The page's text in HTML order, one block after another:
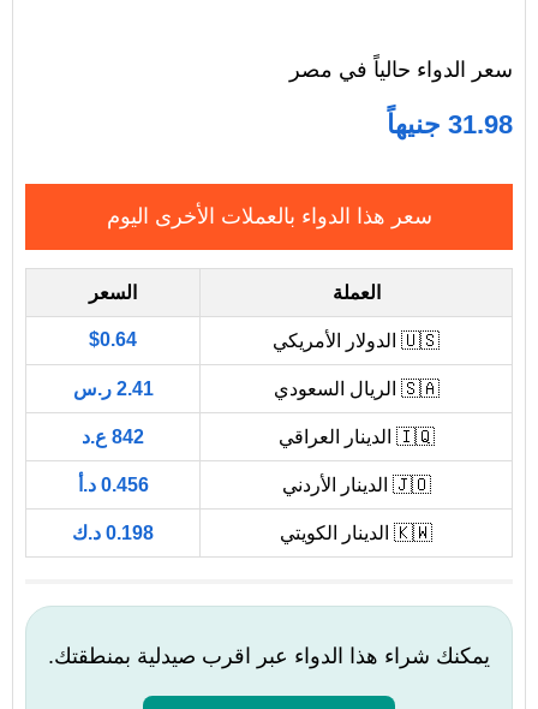
سعر الدواء حالياً في مصر
31.98 جنيهاً
سعر هذا الدواء بالعملات الأخرى اليوم
العملة السعر
🇺🇸 الدولار الأمريكي $0.64
🇸🇦 الريال السعودي 2.41 ر.س
🇮🇶 الدينار العراقي 842 ع.د
🇯🇴 الدينار الأردني 0.456 د.أ
🇰🇼 الدينار الكويتي 0.198 د.ك
يمكنك شراء هذا الدواء عبر اقرب صيدلية بمنطقتك.